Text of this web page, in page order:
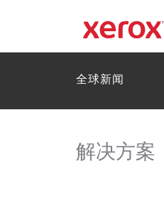
全球新闻
解决方案